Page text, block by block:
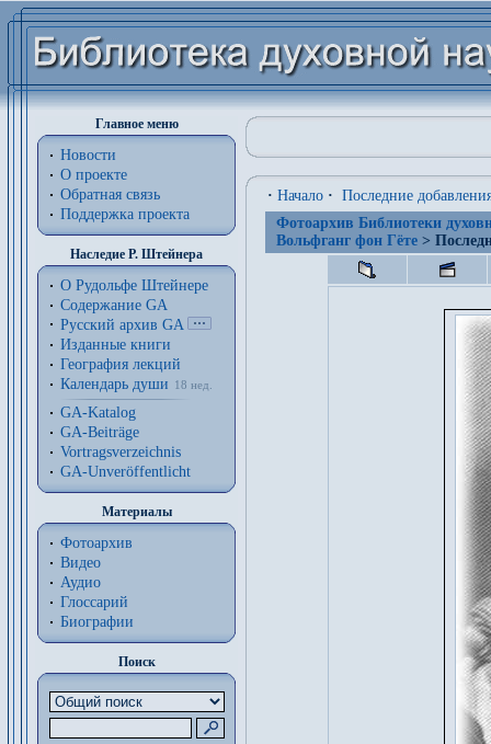
Главное меню
Новости
О проекте
Обратная связь
Поддержка проекта
Наследие Р. Штейнера
О Рудольфе Штейнере
Содержание GA
Русский архив GA
Изданные книги
География лекций
Календарь души
18 нед.
GA-Katalog
GA-Beiträge
Vortragsverzeichnis
GA-Unveröffentlicht
Материалы
Фотоархив
Видео
Аудио
Глоссарий
Биографии
Поиск
· Начало · Последние
Фотоархив Библиотеки
Вольфганг фон Гёте >